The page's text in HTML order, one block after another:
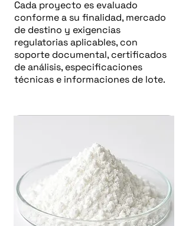
Cada proyecto es evaluado
conforme a su finalidad, mercado
de destino y exigencias
regulatorias aplicables, con
soporte documental, certificados
de análisis, especificaciones
técnicas e informaciones de lote.